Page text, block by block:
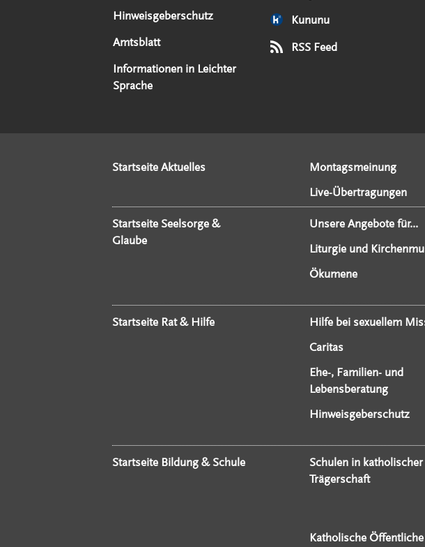
Hinweisgeberschutz
Amtsblatt
Informationen in Leichter
Sprache
Kununu
RSS Feed
Startseite Aktuelles Montagsmeinung
Live-Übertragungen
Startseite Seelsorge &
Glaube
Unsere Angebote für...
Liturgie und
Ökumene
Startseite Rat & Hilfe Hilfe bei sexuellem
Caritas
Ehe-, Familien- und
Lebensberatung
Hinweisgeberschutz
Startseite Bildung & Schule
Schulen in katholischer
Trägerschaft
Katholische Öffentliche